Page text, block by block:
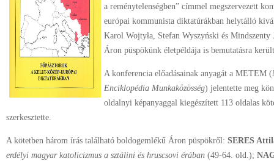
a reménytelenségben” címmel megszervezett
európai kommunista diktatúrákban helytálló
Karol Wojtyła, Stefan Wyszyński és
Áron püspökünk életpéldája is bemutatásra
A konferencia előadásainak anyagát a METEM (
Enciklopédia Munkaközösség) jelentette meg
oldalnyi képanyaggal kiegészített 113 oldalas
szerkesztette.
A kötetben három írás található boldogemlékű Áron püspökről: SERES
erdélyi magyar katolicizmus a sztálini és hruscsovi érában (49-64. old.);